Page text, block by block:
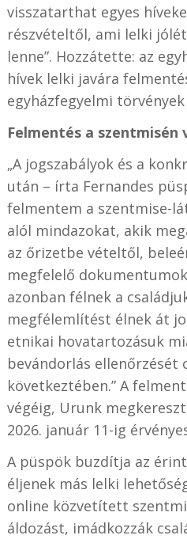
visszatarthat egyes
részvételtől, ami lelki
lenne”. Hozzátette: az
hívek lelki javára
egyházfegyelmi törvények
Felmentés a szentmisén
„A jogszabályok és a
után – írta Fernandes
felmentem a szentmise-
alól mindazokat, akik
az őrizetbe vételtől,
megfelelő
azonban félnek a
megfélemlítést élnek át
etnikai hovatartozásuk
bevándorlás ellenőrzését
következtében.” A
végéig, Urunk
2026. január 11-ig
A püspök buzdítja az
éljenek más lelki
online közvetített
áldozást, imádkozzák